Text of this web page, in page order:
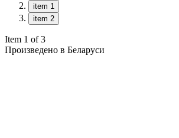
item 1
item 2
Item 1 of 3
Произведено в Беларуси